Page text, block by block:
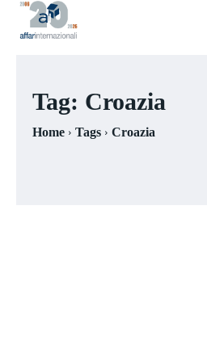
Tag: Croazia
Home Tags Croazia